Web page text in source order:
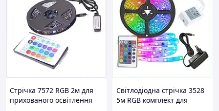
Стрічка 7572 RGB 2м для
прихованого освітлення
Світлодіодна стрічка 3528
5м RGB комплект для